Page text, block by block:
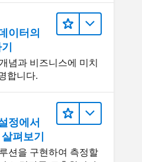
이터의
념과 비즈니스에 미치
합니다.
정에서
펴보기
션을 구현하여 측정할